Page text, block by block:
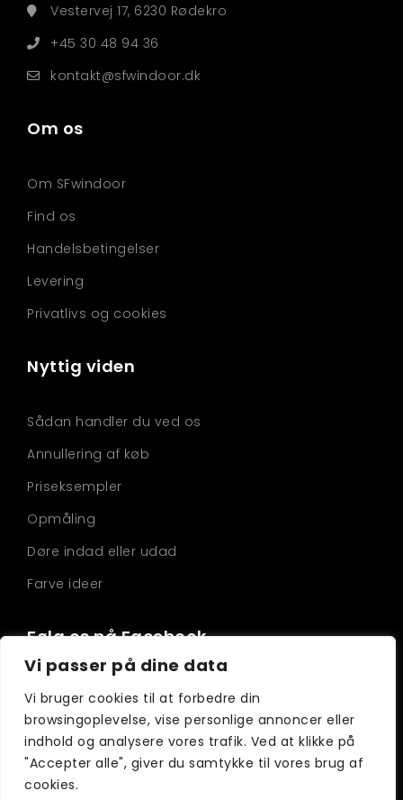
Vi passer på dine data
Vi bruger cookies til at forbedre din
browsingoplevelse, vise personlige annoncer eller
indhold og analysere vores trafik. Ved at klikke på
"Accepter alle", giver du samtykke til vores brug af
cookies.
Vestervej 17, 6230 Rødekro
+45 30 48 94 36
kontakt@sfwindoor.dk
Om os
Om SFwindoor
Find os
Handelsbetingelser
Levering
Privatlivs og cookies
Nyttig viden
Sådan handler du ved os
Annullering af køb
Priseksempler
Opmåling
Døre indad eller udad
Farve ideer
Følg os på Facebook
© 2023 SF winne & doore -